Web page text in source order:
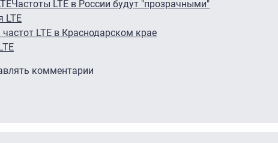
Частоты LTE в России будут "прозрачными"
LTE
LTE в Краснодарском крае
комментарии